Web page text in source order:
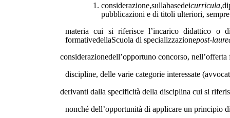
considerazione,sullabasedeicurricula
pubblicazioni e di titoli ulteriori,
materia cui si riferisce l’incarico didattico o
formativedellaScuola di specializzazionepost-
considerazionedell’opportuno concorso,
discipline, delle varie categorie interessate
derivanti dalla specificità della disciplina cui si
nonché dell’opportunità di applicare un principio